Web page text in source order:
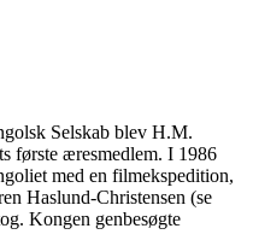
Selskab blev H.M.
første æresmedlem. I 1986
med en filmekspedition,
Haslund-Christensen (se
Kongen genbesøgte